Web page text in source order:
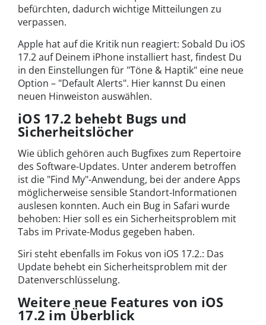
befürchten, dadurch wichtige Mitteilungen zu
verpassen.
Apple hat auf die Kritik nun reagiert: Sobald Du iOS
17.2 auf Deinem iPhone installiert hast, findest Du
in den Einstellungen für "Töne & Haptik" eine neue
Option – "Default Alerts". Hier kannst Du einen
neuen Hinweiston auswählen.
iOS 17.2 behebt Bugs und
Sicherheitslöcher
Wie üblich gehören auch Bugfixes zum Repertoire
des Software-Updates. Unter anderem betroffen
ist die "Find My"-Anwendung, bei der andere Apps
möglicherweise sensible Standort-Informationen
auslesen konnten. Auch ein Bug in Safari wurde
behoben: Hier soll es ein Sicherheitsproblem mit
Tabs im Private-Modus gegeben haben.
Siri steht ebenfalls im Fokus von iOS 17.2.: Das
Update behebt ein Sicherheitsproblem mit der
Datenverschlüsselung.
Weitere neue Features von iOS
17.2 im Überblick